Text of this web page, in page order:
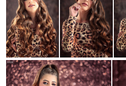
Guardar